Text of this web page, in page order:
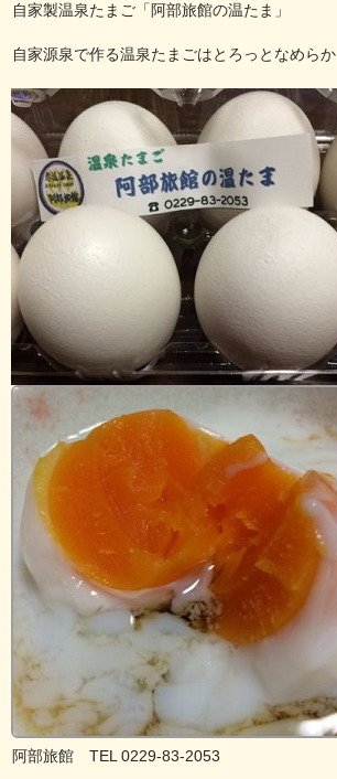
自家製温泉たまご「阿部旅館の温たま」
自家源泉で作る温泉たまごはとろっとなめらか
阿部旅館 TEL 0229-83-2053